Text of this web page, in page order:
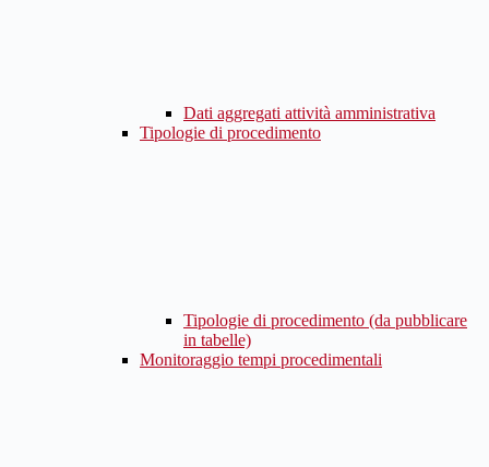
Dati aggregati attività amministrativa
Tipologie di procedimento
Tipologie di procedimento (da pubblicare
in tabelle)
Monitoraggio tempi procedimentali